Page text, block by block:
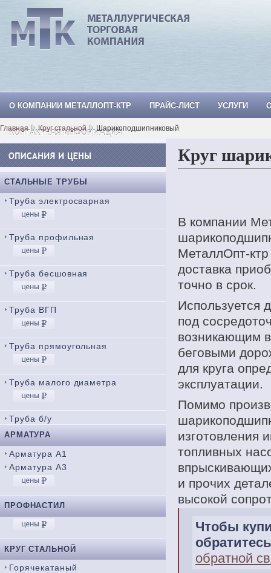
МеталлОпт-ктр: ТРУБА СТАЛЬНАЯ,
О КОМПАНИИ МЕТАЛЛОПТ-КТР ПРАЙС-ЛИСТ УСЛУГИ
КОНТАКТНАЯ ИНФОРМАЦИЯ
Главная Круг стальной Шарикоподшипниковый
СТАЛЬНЫЕ ТРУБЫ
Труба электросварная
Труба профильная
Труба бесшовная
Труба ВГП
Труба прямоугольная
Труба малого диаметра
Труба б/у
АРМАТУРА
Арматура А1
Арматура А3
ПРОФНАСТИЛ
КРУГ СТАЛЬНОЙ
Горячекатаный
Круг
В компании
МеталлОпт-
доставка
точно в срок.
Используется
под
возникающим
беговыми
для круга
эксплуатации.
Помимо
изготовления
топливных
и прочих
высокой
Чтобы
обратной